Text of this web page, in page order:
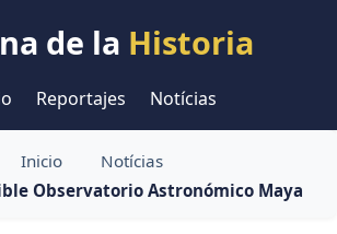
de la Historia
Reportajes Notícias
Inicio
Notícias
Observatorio Astronómico Maya